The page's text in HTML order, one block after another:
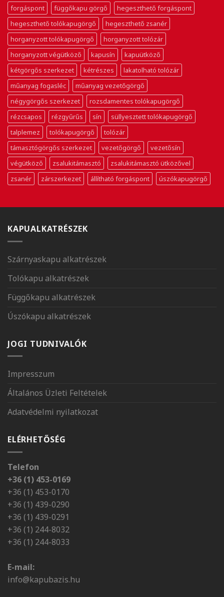
forgáspont
függőkapu görgő
hegeszthető forgáspont
hegeszthető tolókapugörgő
hegeszthető zsanér
horganyzott tolókapugörgő
horganyzott tolózár
horganyzott végütköző
kapusín
kapuütköző
kétgörgős szerkezet
kétrészes
lakatolható tolózár
műanyag fogasléc
műanyag vezetőgörgő
négygörgős szerkezet
rozsdamentes tolókapugörgő
rézcsapos
rézgyűrűs sín
süllyesztett tolókapugörgő
talplemez
tolókapugörgő
tolózár
támasztógörgős szerkezet
vezetőgörgő
vezetősín
végütköző
zsalukitámasztó
zsalukitámasztó ütközővel
zsanér
zárszerkezet állítható forgáspont úszókapugörgő
KAPUALKATRÉSZEK
Szárnyaskapu alkatrészek
Tolókapu alkatrészek
Függőkapu alkatrészek
Úszókapu alkatrészek
JOGI TUDNIVALÓK
Impresszum
Általános Üzleti Feltételek
Adatvédelmi nyilatkozat
ELÉRHETŐSÉG
Telefon
+36 (1) 453-0169
+36 (1) 453-0170
+36 (1) 439-0290
+36 (1) 439-0291
+36 (1) 244-8032
+36 (1) 244-8033
E-mail:
info@kapubazis.hu